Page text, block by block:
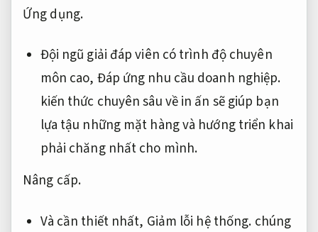
Ứng dụng.
Đội ngũ giải đáp viên có trình độ chuyên
môn cao, Đáp ứng nhu cầu doanh nghiệp.
kiến ​​thức chuyên sâu về in ấn sẽ giúp bạn
lựa tậu những mặt hàng và hướng triển khai
phải chăng nhất cho mình.
Nâng cấp.
Và cần thiết nhất, Giảm lỗi hệ thống. chúng